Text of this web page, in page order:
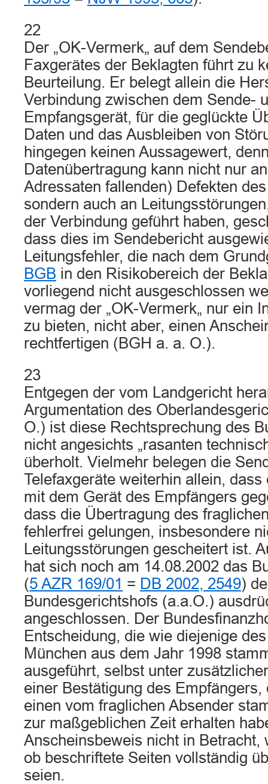
22
Der „OK-Vermerk„ auf dem
Faxgerätes der Beklagten führt zu
Beurteilung. Er belegt allein die
Verbindung zwischen dem Sende-
Empfangsgerät, für die geglückte
Daten und das Ausbleiben von
hingegen keinen Aussagewert,
Datenübertragung kann nicht nur
Adressaten fallenden) Defekten
sondern auch an
der Verbindung geführt haben,
dass dies im Sendebericht
Leitungsfehler, die nach dem
BGB in den Risikobereich der
vorliegend nicht ausgeschlossen
vermag der „OK-Vermerk„ nur ein
zu bieten, nicht aber, einen
rechtfertigen (BGH a. a. O.).
23
Entgegen der vom Landgericht
Argumentation des
O.) ist diese Rechtsprechung des
nicht angesichts „rasanten
überholt. Vielmehr belegen die
Telefaxgeräte weiterhin allein, dass
mit dem Gerät des Empfängers
dass die Übertragung des
fehlerfrei gelungen, insbesondere
Leitungsstörungen gescheitert ist.
hat sich noch am 14.08.2002 das
(5 AZR 169/01 = DB 2002, 2549)
Bundesgerichtshofs (a.a.O.)
angeschlossen. Der
Entscheidung, die wie diejenige
München aus dem Jahr 1998
ausgeführt, selbst unter
einer Bestätigung des
einen vom fraglichen Absender
zur maßgeblichen Zeit erhalten
Anscheinsbeweis nicht in Betracht,
ob beschriftete Seiten vollständig
seien.